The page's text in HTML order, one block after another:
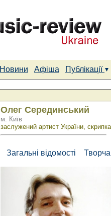
Новини Афіша Публікації
Олег Серединський
м. Київ
заслужений артист України, скрипка
Загальні відомості Творча